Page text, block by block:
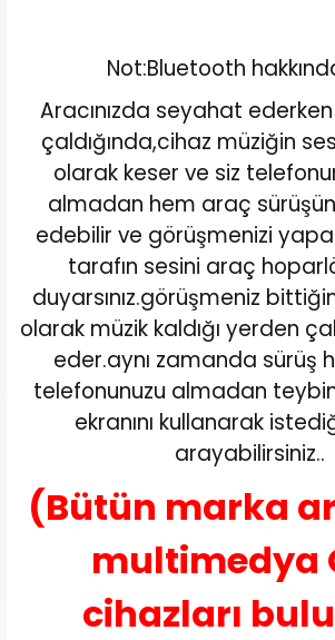
Not:Bluetooth
Aracınızda seyahat
çaldığında,cihaz müziğin
olarak keser ve siz
almadan hem araç
edebilir ve görüşmenizi
tarafın sesini araç
duyarsınız.görüşmeniz
olarak müzik kaldığı yerden
eder.aynı zamanda sürüş
telefonunuzu almadan
ekranını kullanarak
arayabilirsiniz..
(Bütün marka
multimedya
cihazları